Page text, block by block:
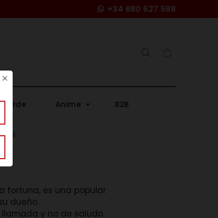
+34 680 627 598
verde Anime B2B
fortuna, es una popular
dueño.
y no de saludo